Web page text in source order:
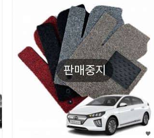
판매중지